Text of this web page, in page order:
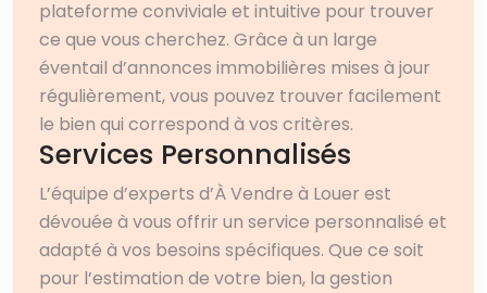
plateforme conviviale et intuitive pour trouver
ce que vous cherchez. Grâce à un large
éventail d’annonces immobilières mises à jour
régulièrement, vous pouvez trouver facilement
le bien qui correspond à vos critères.
Services Personnalisés
L’équipe d’experts d’À Vendre à Louer est
dévouée à vous offrir un service personnalisé et
adapté à vos besoins spécifiques. Que ce soit
pour l’estimation de votre bien, la gestion